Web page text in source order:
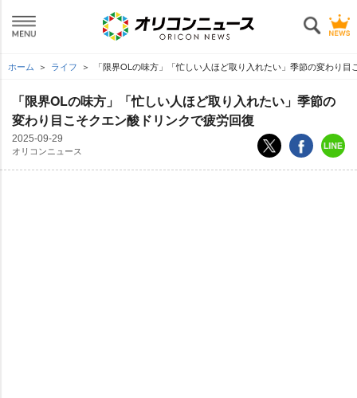
ホーム ライフ 「限界OLの味方」「忙しい人ほど取り入れたい」季節の変わり
「限界OLの味方」「忙しい人ほど取り入れたい」季節の
変わり目こそクエン酸ドリンクで疲労回復
2025-09-29
オリコンニュース